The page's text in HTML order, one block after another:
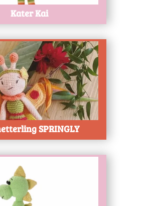
Kater Kai
SPRINGLY